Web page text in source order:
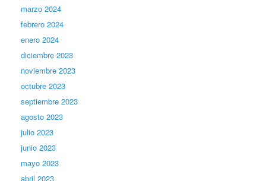
marzo 2024
febrero 2024
enero 2024
diciembre 2023
noviembre 2023
octubre 2023
septiembre 2023
agosto 2023
julio 2023
junio 2023
mayo 2023
abril 2023